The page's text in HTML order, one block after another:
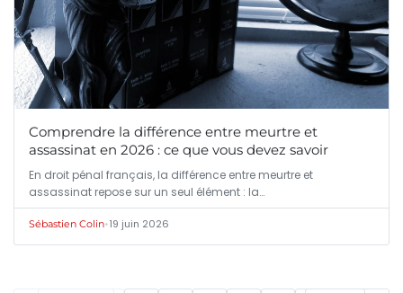
Comprendre la différence entre meurtre et
assassinat en 2026 : ce que vous devez savoir
En droit pénal français, la différence entre meurtre et
assassinat repose sur un seul élément : la…
Sébastien Colin•19 juin 2026